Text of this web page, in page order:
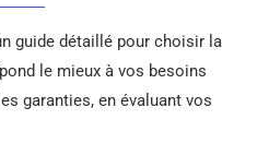
guide détaillé pour choisir la
le mieux à vos besoins
garanties, en évaluant vos